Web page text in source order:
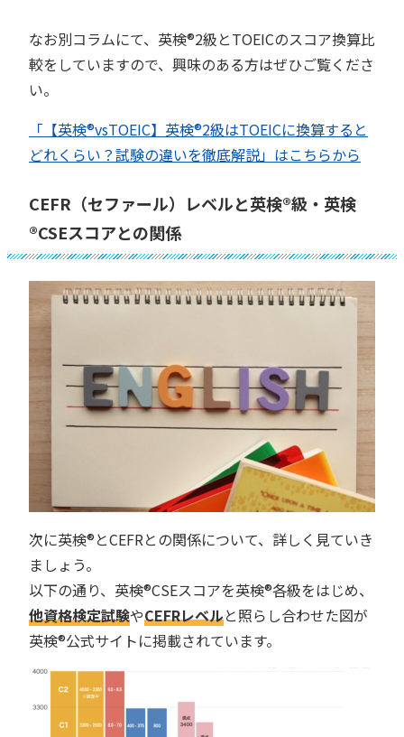
なお別コラムにて、英検®︎2級とTOEICのスコア換算比
較をしていますので、興味のある方はぜひご覧くださ
い。
「【英検®︎vsTOEIC】英検®︎2級はTOEICに換算すると
どれくらい？試験の違いを徹底解説」はこちらから
CEFR（セファール）レベルと英検®︎級・英検
®︎CSEスコアとの関係
次に英検®︎とCEFRとの関係について、詳しく見ていき
ましょう。
以下の通り、英検®︎CSEスコアを英検®︎各級をはじめ、
他資格検定試験やCEFRレベルと照らし合わせた図が
英検®︎公式サイトに掲載されています。